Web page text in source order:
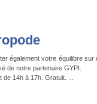
également votre équilibre sur
de notre partenaire GYPI.
14h à 17h. Gratuit. ...